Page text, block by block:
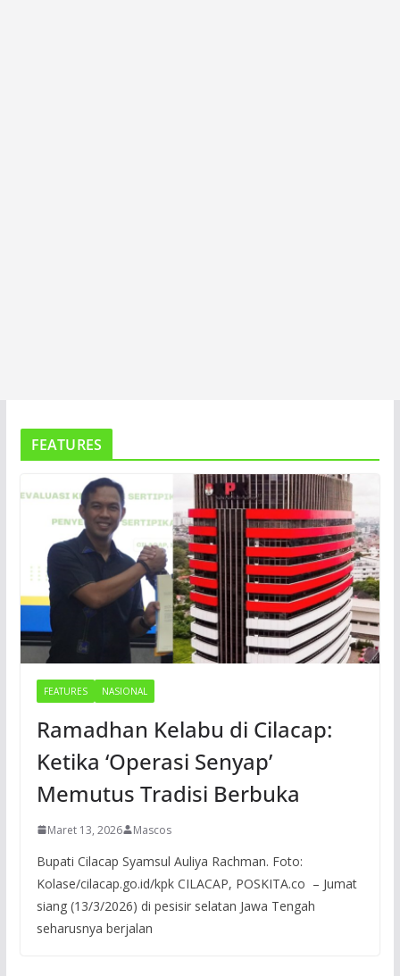
FEATURES
FEATURES NASIONAL
Ramadhan Kelabu di Cilacap:
Ketika ‘Operasi Senyap’
Memutus Tradisi Berbuka
Maret 13, 2026 Mascos
Bupati Cilacap Syamsul Auliya Rachman. Foto:
Kolase/cilacap.go.id/kpk CILACAP, POSKITA.co – Jumat
siang (13/3/2026) di pesisir selatan Jawa Tengah
seharusnya berjalan